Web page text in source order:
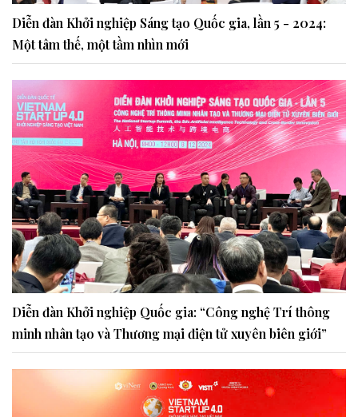
Diễn đàn Khởi nghiệp Sáng tạo Quốc gia, lần 5 - 2024:
Một tâm thế, một tầm nhìn mới
Diễn đàn Khởi nghiệp Quốc gia: “Công nghệ Trí thông
minh nhân tạo và Thương mại điện tử xuyên biên giới”